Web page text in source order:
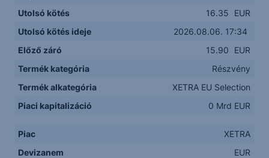
Utolsó kötés
16.35
EUR
Utolsó kötés ideje
2026.08.06. 17:34
Előző záró
15.90
EUR
Termék kategória
Részvény
Termék alkategória
XETRA EU Selection
Piaci kapitalizáció
0 Mrd EUR
Piac
XETRA
Devizanem
EUR